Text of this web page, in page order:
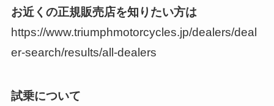
お近くの正規販売店を知りたい方は
https://www.triumphmotorcycles.jp/dealers/deal
er-search/results/all-dealers
試乗について